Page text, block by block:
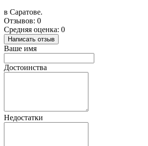
в Саратове.
Отзывов: 0
Средняя оценка: 0
Написать отзыв
Ваше имя
Достоинства
Недостатки